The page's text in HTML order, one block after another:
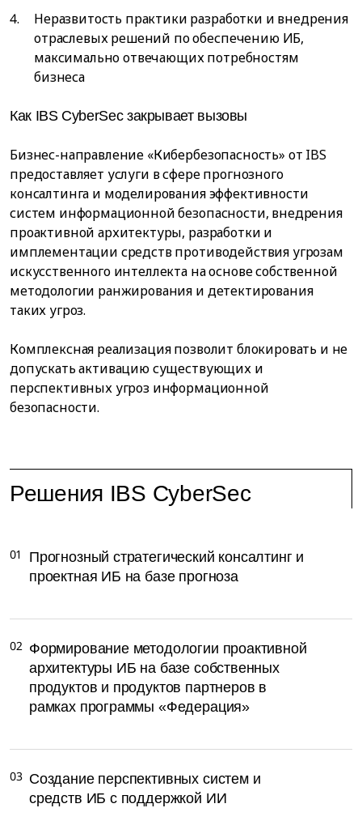
Неразвитость практики разработки и внедрения
отраслевых решений по обеспечению ИБ,
максимально отвечающих потребностям
бизнеса
Как IBS CyberSec закрывает вызовы
Бизнес-направление «Кибербезопасность» от IBS
предоставляет услуги в сфере прогнозного
консалтинга и моделирования эффективности
систем информационной безопасности, внедрения
проактивной архитектуры, разработки и
имплементации средств противодействия угрозам
искусственного интеллекта на основе собственной
методологии ранжирования и детектирования
таких угроз.
Комплексная реализация позволит блокировать и не
допускать активацию существующих и
перспективных угроз информационной
безопасности.
Решения IBS CyberSec
Прогнозный стратегический консалтинг и
проектная ИБ на базе прогноза
01
Формирование методологии проактивной
архитектуры ИБ на базе собственных
продуктов и продуктов партнеров в
рамках программы «Федерация»
02
Создание перспективных систем и
средств ИБ с поддержкой ИИ
03